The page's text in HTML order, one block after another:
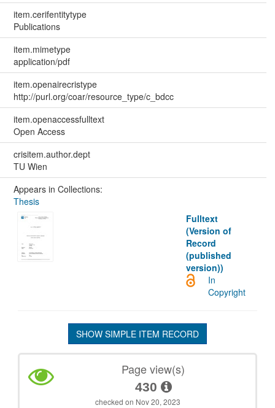
item.cerifentitytype
Publications
item.mimetype
application/pdf
item.openairecristype
http://purl.org/coar/resource_type/c_bdcc
item.openaccessfulltext
Open Access
crisitem.author.dept
TU Wien
Appears in Collections:
Thesis
Fulltext
(Version of
Record
(published
version))
In
Copyright
SHOW SIMPLE ITEM RECORD
Page view(s)
430
checked on Nov 20, 2023